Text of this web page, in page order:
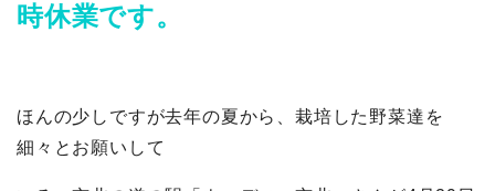
時休業です。
ほんの少しですが去年の夏から、栽培した野菜達を
細々とお願いして